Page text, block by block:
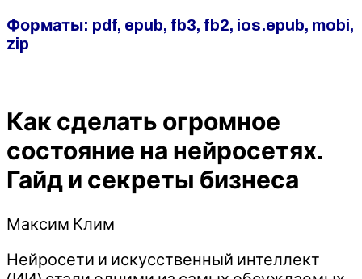
Форматы: pdf, epub, fb3, fb2, ios.epub, mobi,
zip
Как сделать огромное
состояние на нейросетях.
Гайд и секреты бизнеса
Максим Клим
Нейросети и искусственный интеллект